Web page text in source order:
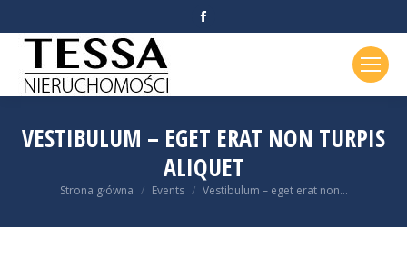
VESTIBULUM – EGET ERAT NON TURPIS
ALIQUET
Jesteś tutaj:
Strona główna Events Vestibulum – eget erat non…